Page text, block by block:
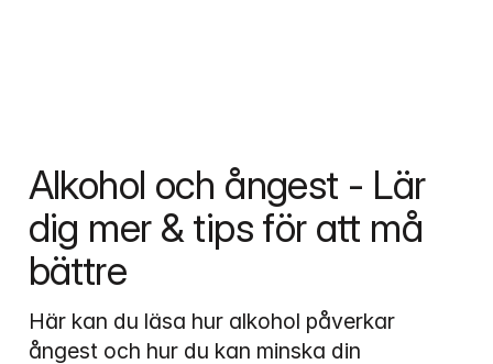
Alkohol och ångest - Lär
dig mer & tips för att må
bättre
Här kan du läsa hur alkohol påverkar
ångest och hur du kan minska din